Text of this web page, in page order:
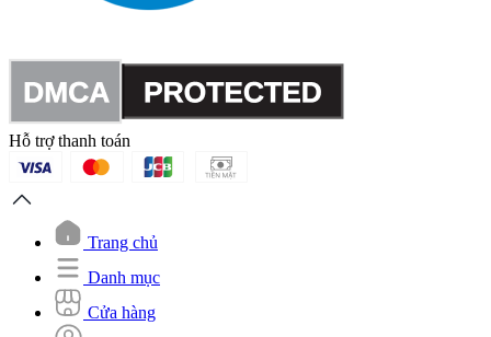
Hỗ trợ thanh toán
Trang chủ
Danh mục
Cửa hàng